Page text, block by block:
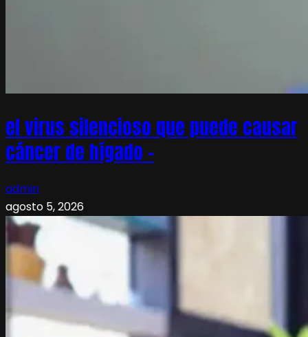
el virus silencioso que puede causar
cáncer de hígado –
admin
agosto 5, 2026